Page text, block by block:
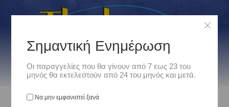
Σημαντική Ενημέρωση
Οι παραγγελίες που θα γίνουν από 7 εως 23 του
μηνός θα εκτελεστούν από 24 του μηνός και μετά.
Να μην εμφανιστεί ξανά